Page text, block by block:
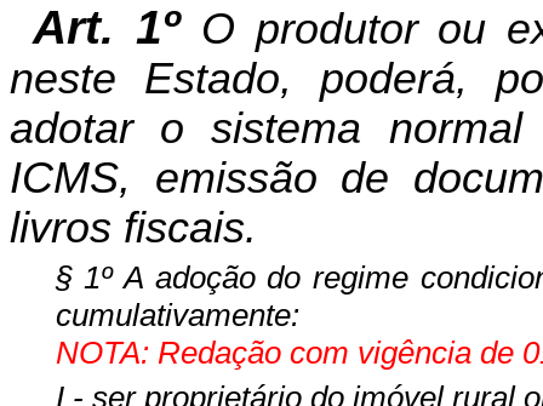
Art. 1º O produtor ou
neste Estado, poderá,
adotar o sistema
ICMS, emissão de
livros fiscais.
§ 1º A adoção do regime
cumulativamente:
NOTA: Redação com vigência de
I - ser proprietário do imóvel rural